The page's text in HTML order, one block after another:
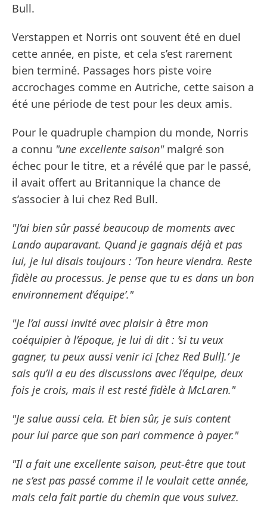
Bull.
Verstappen et Norris ont souvent été en duel
cette année, en piste, et cela s’est rarement
bien terminé. Passages hors piste voire
accrochages comme en Autriche, cette saison a
été une période de test pour les deux amis.
Pour le quadruple champion du monde, Norris
a connu "une excellente saison"malgré son
échec pour le titre, et a révélé que par le passé,
il avait offert au Britannique la chance de
s’associer à lui chez Red Bull.
"J’ai bien sûr passé beaucoup de moments avec
Lando auparavant. Quand je gagnais déjà et pas
lui, je lui disais toujours : ’Ton heure viendra. Reste
fidèle au processus. Je pense que tu es dans un bon
environnement d’équipe’."
"Je l’ai aussi invité avec plaisir à être mon
coéquipier à l’époque, je lui di dit : ’si tu veux
gagner, tu peux aussi venir ici [chez Red Bull].’ Je
sais qu’il a eu des discussions avec l’équipe, deux
fois je crois, mais il est resté fidèle à McLaren."
"Je salue aussi cela. Et bien sûr, je suis content
pour lui parce que son pari commence à payer."
"Il a fait une excellente saison, peut-être que tout
ne s’est pas passé comme il le voulait cette année,
mais cela fait partie du chemin que vous suivez.